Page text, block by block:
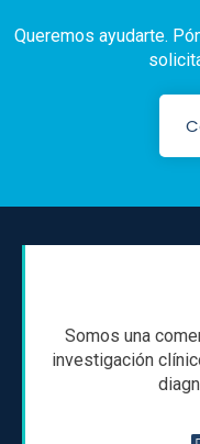
Queremos ayudarte.
Somos una
investigación